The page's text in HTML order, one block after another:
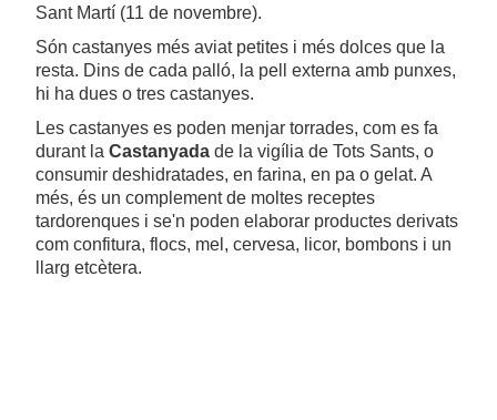
Sant Martí (11 de novembre).
Són castanyes més aviat petites i més dolces que la
resta. Dins de cada palló, la pell externa amb punxes,
hi ha dues o tres castanyes.
Les castanyes es poden menjar torrades, com es fa
durant la Castanyada de la vigília de Tots Sants, o
consumir deshidratades, en farina, en pa o gelat. A
més, és un complement de moltes receptes
tardorenques i se'n poden elaborar productes derivats
com confitura, flocs, mel, cervesa, licor, bombons i un
llarg etcètera.